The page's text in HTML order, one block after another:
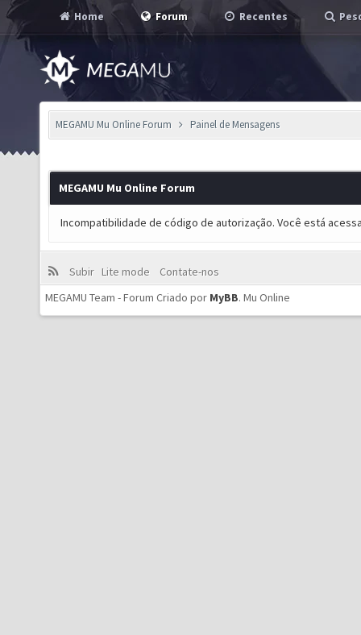
Home Forum Recentes
MEGAMU Mu Online Forum Painel de Mensagens
MEGAMU Mu Online Forum
Incompatibilidade de código de autorização. Você está
Subir Lite mode
Contate-nos
MEGAMU Team - Forum Criado por MyBB. Mu Online